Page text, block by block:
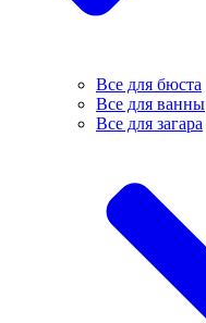
Все для бюста
Все для ванны
Все для загара